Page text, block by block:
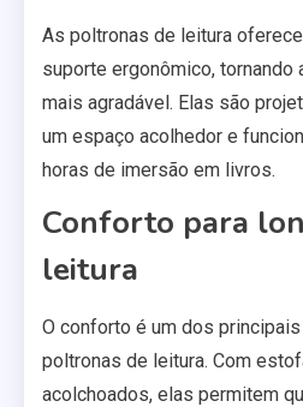
As poltronas de leitura
suporte ergonômico, tornando
mais agradável. Elas são
um espaço acolhedor e
horas de imersão em livros.
Conforto para
leitura
O conforto é um dos
poltronas de leitura. Com
acolchoados, elas permitem